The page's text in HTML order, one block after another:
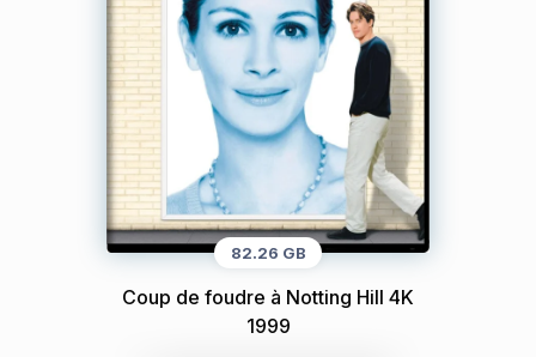
82.26 GB
Coup de foudre à Notting Hill 4K
1999